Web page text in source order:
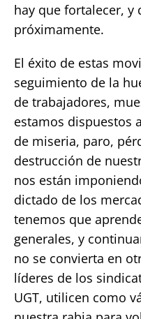
hay que fortalecer, y
próximamente.
El éxito de estas
seguimiento de la
de trabajadores,
estamos dispuestos
de miseria, paro,
destrucción de
nos están
dictado de los
tenemos que
generales, y
no se convierta en
líderes de los
UGT, utilicen como